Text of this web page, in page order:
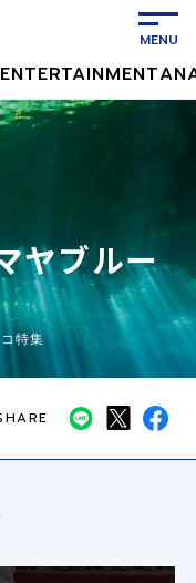
ENTERTAINMENT
ブルー
特集